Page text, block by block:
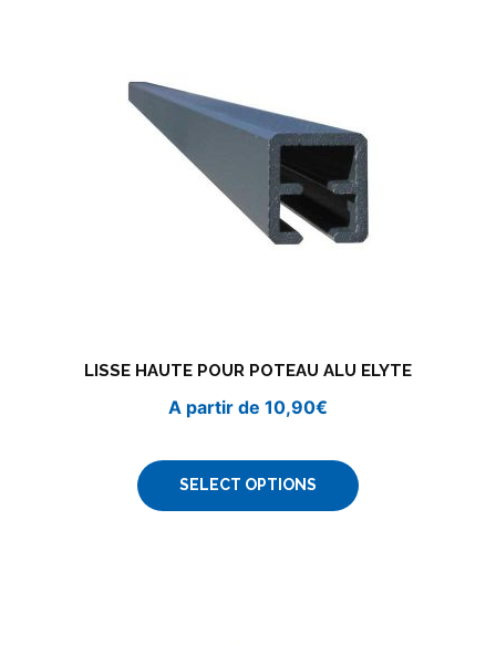
LISSE HAUTE POUR POTEAU ALU ELYTE
A partir de 10,90€
SELECT OPTIONS